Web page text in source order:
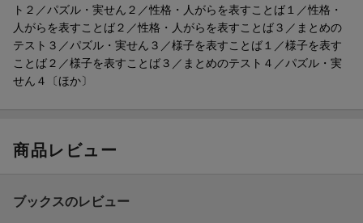
われず一気に学習できるので、たっぷり学べてどんどんことばが
身につきます。さらに考えさせる「パズル問題」や巻末の「総復
習問題」など、一歩先までチャレンジできます！
【特長2】便利なはぎとり式プリント！
【特長3】裏面を使って、もう1回チャレンジ！
スマホでサクッと！「らくらくマルつけシステム」
スマホやタブレットでQRコードを読み取るだけで、解答入りの紙
面を簡単に確認できます。
巻末の答えを探す手間が省けて、スムーズに学習を進められま
ト２／パズル・実せん２／性格・人がらを表すことば１／性格・
人がらを表すことば２／性格・人がらを表すことば３／まとめの
テスト３／パズル・実せん３／様子を表すことば１／様子を表す
ことば２／様子を表すことば３／まとめのテスト４／パズル・実
せん４〔ほか〕
商品レビュー
ブックスのレビュー